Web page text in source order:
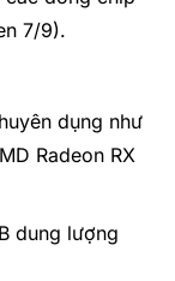
7/9).
dụng như
Radeon RX
dung lượng